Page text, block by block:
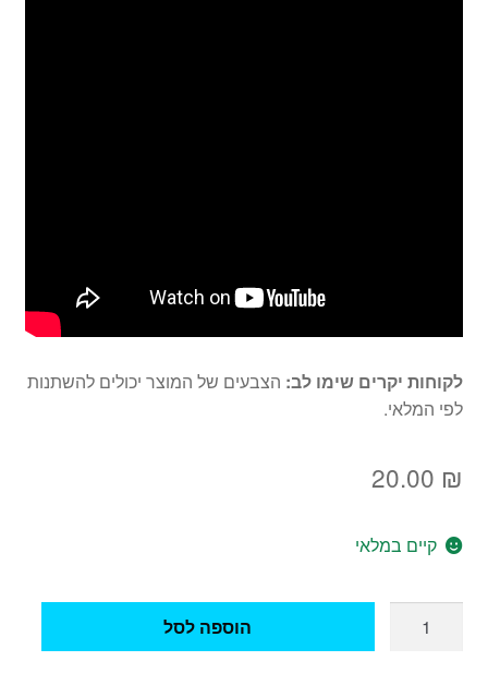
לקוחות יקרים שימו לב: הצבעים של המוצר יכולים להשתנות
לפי המלאי.
20.00 ₪
קיים במלאי
הוספה לסל